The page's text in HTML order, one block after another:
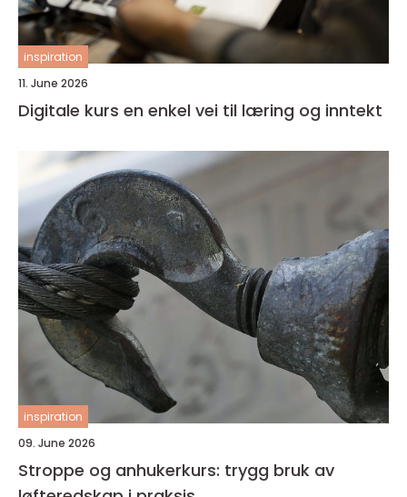
inspiration
11. June 2026
Digitale kurs en enkel vei til læring og inntekt
inspiration
09. June 2026
Stroppe og anhukerkurs: trygg bruk av